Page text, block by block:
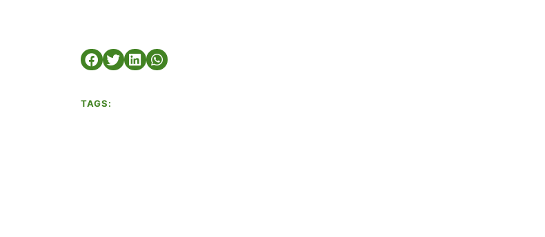
TAGS: